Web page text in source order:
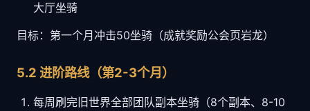
大厅坐骑
目标：第一个月冲击50坐骑（成就奖励公会页岩龙）
5.2 进阶路线（第2-3个月）
每周刷完旧世界全部团队副本坐骑（8个副本、8-10